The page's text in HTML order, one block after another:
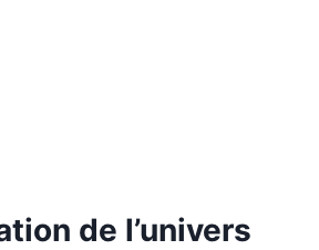
de l’univers